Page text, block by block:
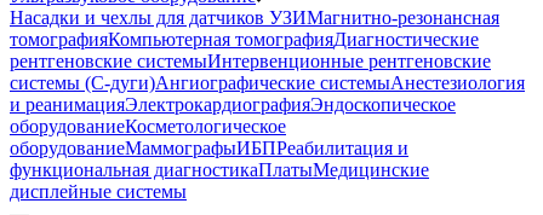
Насадки и чехлы для датчиков УЗИМагнитно-резонансная
томографияКомпьютерная томографияДиагностические
рентгеновские системыИнтервенционные рентгеновские
системы (С-дуги)Ангиографические системыАнестезиология
и реанимацияЭлектрокардиографияЭндоскопическое
оборудованиеКосметологическое
оборудованиеМаммографыИБПРеабилитация и
функциональная диагностикаПлатыМедицинские
дисплейные системы